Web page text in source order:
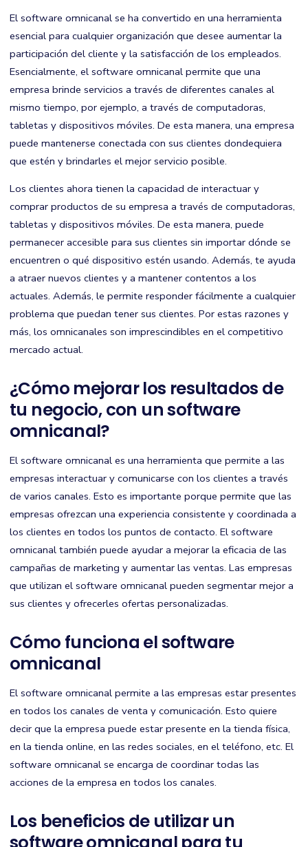
El software omnicanal se ha convertido en una herramienta
esencial para cualquier organización que desee aumentar la
participación del cliente y la satisfacción de los empleados.
Esencialmente, el software omnicanal permite que una
empresa brinde servicios a través de diferentes canales al
mismo tiempo, por ejemplo, a través de computadoras,
tabletas y dispositivos móviles. De esta manera, una empresa
puede mantenerse conectada con sus clientes dondequiera
que estén y brindarles el mejor servicio posible.
Los clientes ahora tienen la capacidad de interactuar y
comprar productos de su empresa a través de computadoras,
tabletas y dispositivos móviles. De esta manera, puede
permanecer accesible para sus clientes sin importar dónde se
encuentren o qué dispositivo estén usando. Además, te ayuda
a atraer nuevos clientes y a mantener contentos a los
actuales. Además, le permite responder fácilmente a cualquier
problema que puedan tener sus clientes. Por estas razones y
más, los omnicanales son imprescindibles en el competitivo
mercado actual.
¿Cómo mejorar los resultados de
tu negocio, con un software
omnicanal?
El software omnicanal es una herramienta que permite a las
empresas interactuar y comunicarse con los clientes a través
de varios canales. Esto es importante porque permite que las
empresas ofrezcan una experiencia consistente y coordinada a
los clientes en todos los puntos de contacto. El software
omnicanal también puede ayudar a mejorar la eficacia de las
campañas de marketing y aumentar las ventas. Las empresas
que utilizan el software omnicanal pueden segmentar mejor a
sus clientes y ofrecerles ofertas personalizadas.
Cómo funciona el software
omnicanal
El software omnicanal permite a las empresas estar presentes
en todos los canales de venta y comunicación. Esto quiere
decir que la empresa puede estar presente en la tienda física,
en la tienda online, en las redes sociales, en el teléfono, etc. El
software omnicanal se encarga de coordinar todas las
acciones de la empresa en todos los canales.
Los beneficios de utilizar un